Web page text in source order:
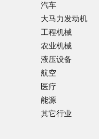
汽车
大马力发动机
工程机械
农业机械
液压设备
航空
医疗
能源
其它行业